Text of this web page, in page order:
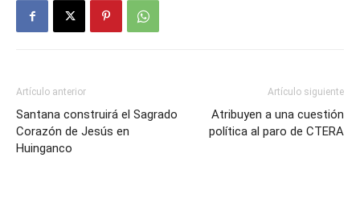
Artículo anterior
Santana construirá el Sagrado
Corazón de Jesús en
Huinganco
Artículo siguiente
Atribuyen a una cuestión
política al paro de CTERA